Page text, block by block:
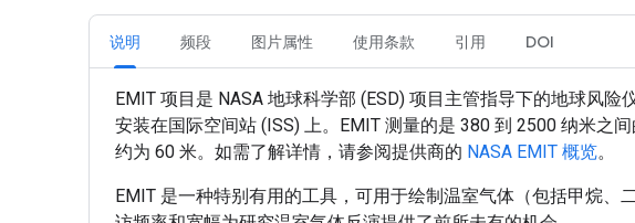
说明 频段 图片属性 使用条款 引用 DOI
EMIT 项目是 NASA 地球科学部 (ESD) 项目主管指导下的地球风
安装在国际空间站 (ISS) 上。EMIT 测量的是 380 到 2500 纳米之
约为 60 米。如需了解详情，请参阅提供商的 NASA EMIT 概览。
EMIT 是一种特别有用的工具，可用于绘制温室气体（包括甲烷